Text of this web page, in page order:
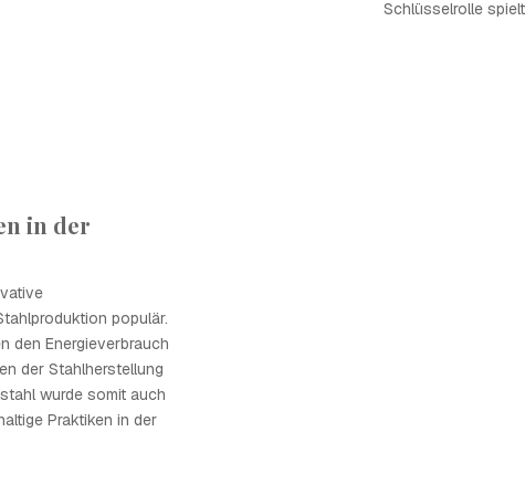
Schlüsselrolle
in der
populär.
den Energieverbrauch
der Stahlherstellung
wurde somit auch
Praktiken in der